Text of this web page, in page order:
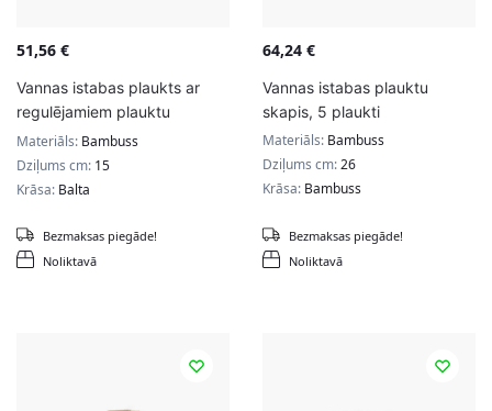
51,56 €
Vannas istabas plaukts ar
regulējamiem plauktu
līmeņiem
Materiāls: Bambuss
Dziļums cm: 15
Krāsa: Balta
Noliktavā
Bezmaksas piegāde!
64,24 €
Vannas istabas plauktu
skapis, 5 plaukti
Materiāls: Bambuss
Dziļums cm:26
Krāsa: Bambuss
Noliktavā
Bezmaksas piegāde!